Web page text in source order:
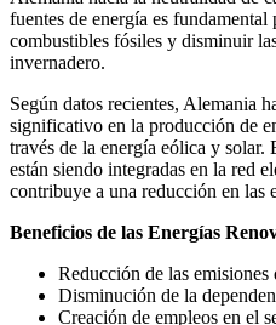
fuentes de energía es
combustibles fósiles y disminuir
invernadero.
Según datos recientes, Alemania
significativo en la producción de
través de la energía eólica y solar.
están siendo integradas en la red
contribuye a una reducción en las
Beneficios de las Energías
Reducción de las emisiones
Disminución de la
Creación de empleos en el